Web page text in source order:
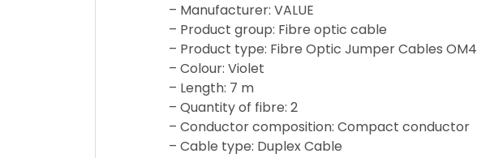
– Manufacturer: VALUE
– Product group: Fibre optic cable
– Product type: Fibre Optic Jumper Cables OM4
– Colour: Violet
– Length: 7 m
– Quantity of fibre: 2
– Conductor composition: Compact conductor
– Cable type: Duplex Cable